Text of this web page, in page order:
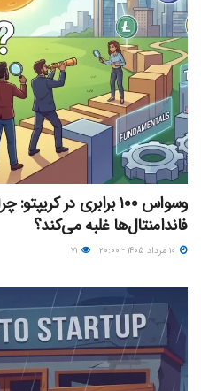
وسواس ۱۰۰ برابری در
فاندامنتال‌ها غلبه می‌کند؟